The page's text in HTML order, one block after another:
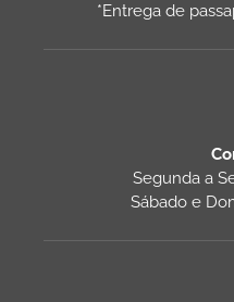
*Entrega de
Segunda a
Sábado e